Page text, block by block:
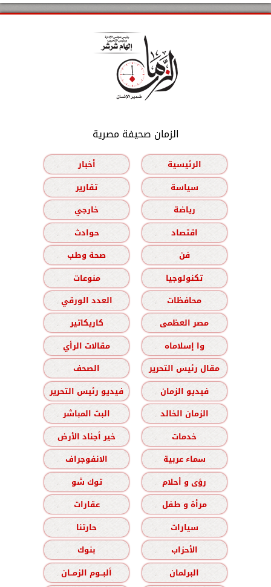
الزمان صحيفة مصرية
الرئيسية
أخبار
سياسة
تقارير
رياضة
خارجي
اقتصاد
حوادث
فن
صحة وطب
تكنولوجيا
منوعات
محافظات
العدد الورقي
مصر العظمى
كاريكاتير
وا إسلاماه
مقالات الرأي
مقال رئيس التحرير
الصحف
فيديو الزمان
فيديو رئيس التحرير
الزمان الخالد
البث المباشر
خدمات
خير أجناد الأرض
سماء عربية
الانفوجراف
رؤى و أحلام
توك شو
مرأة و طفل
عقارات
سيارات
حارتنا
الأحزاب
بنوك
البرلمان
ألبــوم الزمــان